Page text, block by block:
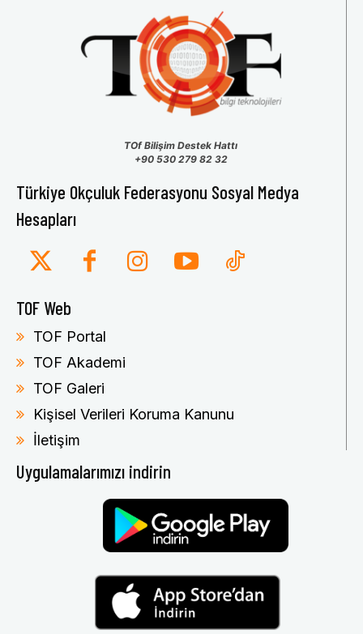
TOf Bilişim Destek Hattı
+90 530 279 82 32
Türkiye Okçuluk Federasyonu Sosyal Medya
Hesapları
TOF Web
TOF Portal
TOF Akademi
TOF Galeri
Kişisel Verileri Koruma Kanunu
İletişim
Uygulamalarımızı indirin